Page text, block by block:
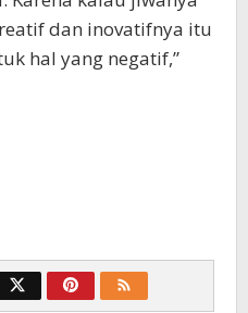
dan inovatifnya itu
hal yang negatif,”